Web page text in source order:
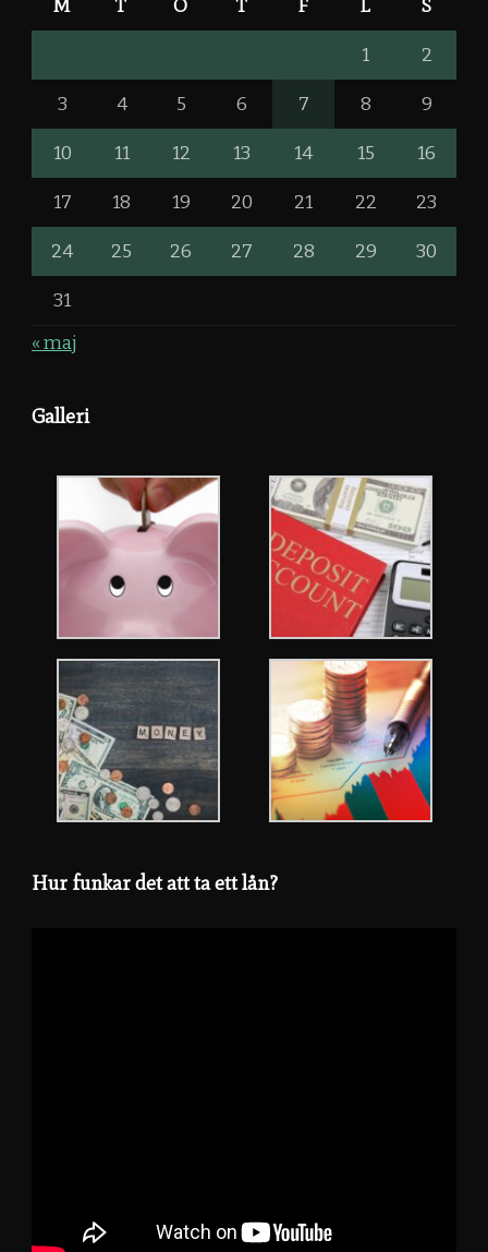
M T O T F L S
1 2
3 4 5 6 7 8 9
10 11 12 13 14 15 16
17 18 19 20 21 22 23
24 25 26 27 28 29 30
31
« maj
Galleri
Hur funkar det att ta ett lån?